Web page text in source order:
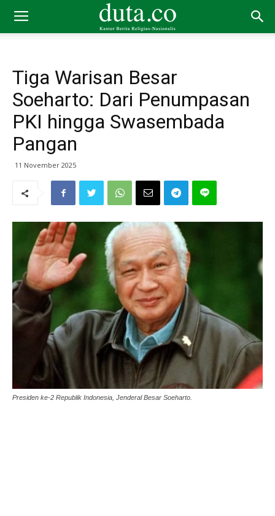
Tiga Warisan Besar
Soeharto: Dari Penumpasan
PKI hingga Swasembada
Pangan
11 November 2025
Presiden ke-2 Republik Indonesia, Jenderal Besar Soeharto.